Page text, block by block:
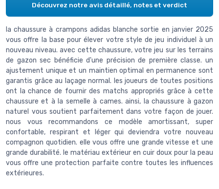
Découvrez notre avis détaillé, notes et verdict
la chaussure à crampons adidas blanche sortie en janvier 2025
vous offre la base pour élever votre style de jeu individuel à un
nouveau niveau. avec cette chaussure, votre jeu sur les terrains
de gazon sec bénéficie d'une précision de première classe. un
ajustement unique et un maintien optimal en permanence sont
garantis grâce au laçage normal. les joueurs de toutes positions
ont la chance de fournir des matchs appropriés grâce à cette
chaussure et à la semelle à cames. ainsi, la chaussure à gazon
naturel vous soutient parfaitement dans votre façon de jouer.
nous vous recommandons ce modèle amortissant, super
confortable, respirant et léger qui deviendra votre nouveau
compagnon quotidien. elle vous offre une grande vitesse et une
grande durabilité. le matériau extérieur en cuir doux pour la peau
vous offre une protection parfaite contre toutes les influences
extérieures.